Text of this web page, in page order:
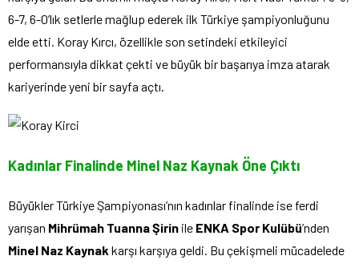
6-7, 6-0’lık setlerle mağlup ederek ilk Türkiye şampiyonluğunu
elde etti. Koray Kırcı, özellikle son setindeki etkileyici
performansıyla dikkat çekti ve büyük bir başarıya imza atarak
kariyerinde yeni bir sayfa açtı.
Kadınlar Finalinde Minel Naz Kaynak Öne Çıktı
Büyükler Türkiye Şampiyonası’nın kadınlar finalinde ise ferdi
yarışan Mihrümah Tuanna Şirin ile ENKA Spor Kulübü’nden
Minel Naz Kaynak karşı karşıya geldi. Bu çekişmeli mücadelede